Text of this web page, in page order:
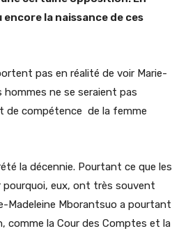
la naissance de ces
pas en réalité de voir Marie-
hommes ne se seraient pas
de compétence de la femme
la décennie. Pourtant ce que les
eux, ont très souvent
Madeleine Mborantsuo a pourtant
comme la Cour des Comptes et la